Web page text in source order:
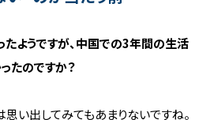
ようですが、中国での3年間の生活
たのですか？
い出してみてもあまりないですね。